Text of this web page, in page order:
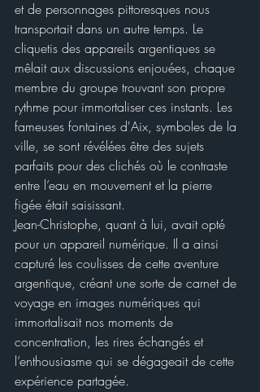
et de personnages pittoresques nous
transportait dans un autre temps. Le
cliquetis des appareils argentiques se
mêlait aux discussions enjouées, chaque
membre du groupe trouvant son propre
rythme pour immortaliser ces instants. Les
fameuses fontaines d'Aix, symboles de la
ville, se sont révélées être des sujets
parfaits pour des clichés où le contraste
entre l’eau en mouvement et la pierre
figée était saisissant.
Jean-Christophe, quant à lui, avait opté
pour un appareil numérique. Il a ainsi
capturé les coulisses de cette aventure
argentique, créant une sorte de carnet de
voyage en images numériques qui
immortalisait nos moments de
concentration, les rires échangés et
l’enthousiasme qui se dégageait de cette
expérience partagée.